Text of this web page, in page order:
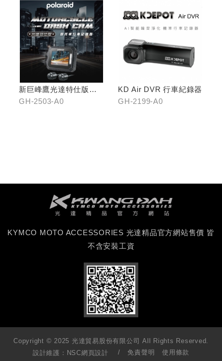
新巨峰鷹光達特仕版行
車紀錄器
GH-2503-A0
KD Air DVR 行車紀錄器
GH-2199-A0
KYMCO MOTO ACCESSORIES 光達精品官方網站售價 皆
不含安裝工資
Copyright © 2025 光達貿易股份有限公司 All Rights Reserved.
設計維護： NSC網頁設計 免責聲明 使用條款